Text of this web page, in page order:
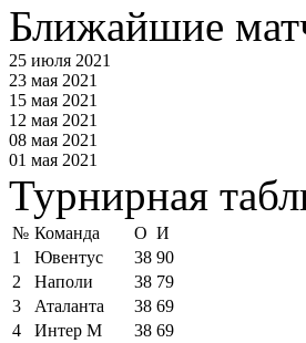
Ближайшие
25 июля 2021
23 мая 2021
15 мая 2021
12 мая 2021
08 мая 2021
01 мая 2021
Турнирная
№ Команда О И
1
Ювентус 38 90
2
Наполи 38 79
3
Аталанта 38 69
4
Интер М 38 69